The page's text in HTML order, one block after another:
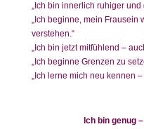
„Ich bin innerlich ruhiger
„Ich beginne, mein Frausein
verstehen.“
„Ich bin jetzt mitfühlend –
„Ich beginne Grenzen zu
„Ich lerne mich neu kennen
Ich bin genug